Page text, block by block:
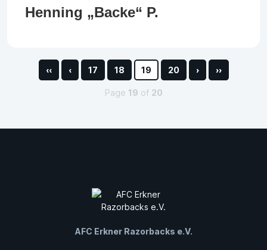
Henning „Backe“ P.
‹‹ ‹ 17 18 19 20 › ››
Page 19 of 20
AFC Erkner Razorbacks e.V.